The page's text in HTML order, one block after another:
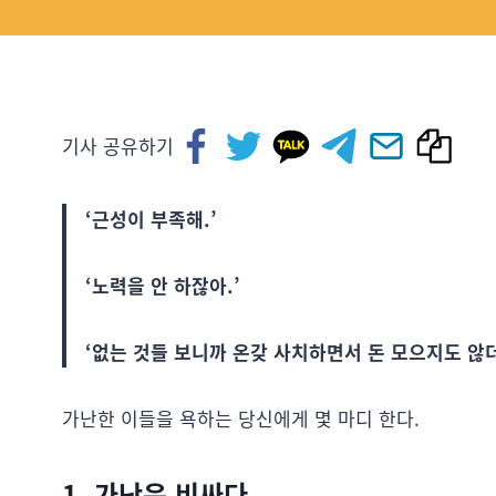
기사 공유하기
‘근성이 부족해.’
‘노력을 안 하잖아.’
‘없는 것들 보니까 온갖 사치하면서 돈 모으지도 않
가난한 이들을 욕하는 당신에게 몇 마디 한다.